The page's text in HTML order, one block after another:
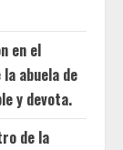
en el
abuela de
y devota.
de la